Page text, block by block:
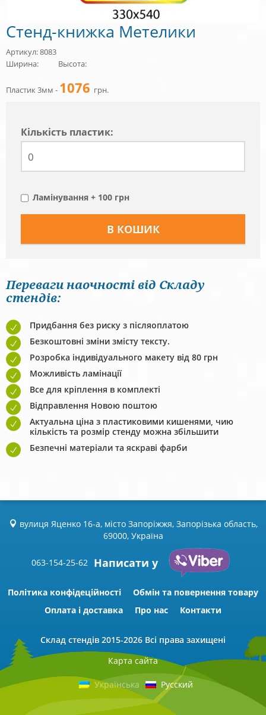
Стенд-книжка Метелики
Артикул: 8083
Ширина:
Высота:
Пластик 3мм - 1076 грн.
Кiлькiсть пластик:
Ламінування + 100 грн
Переваги наочності від Складу
стендів:
Придбання без риску з післяоплатою
Безкоштовні зміни змісту тексту.
Розробка індивідуального макету від 80 грн
Можливість ламінації
Все для кріплення в комплекті
Відправлення Новою поштою
Актуальна ціна з пластиковими кишенями, чию
кількість та розмір стенду можна збільшити
Безпечні матеріали та яскраві фарби
вулиця Яценко 16-а, місто Запоріжжя, Запорізька область,
69000, Україна
063-154-25-62 Написати у
Політика конфідеційності
Обмін та повернення товару
Оплата і доставка
Про нас Контакти
Склад стендів 2015-2026 Всі права захищені
Карта сайта
Українська Русский